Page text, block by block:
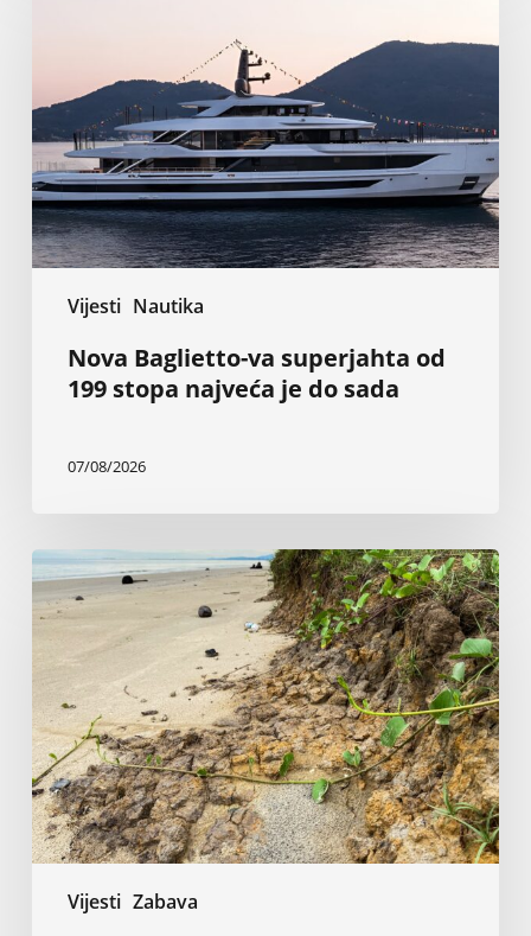
Vijesti Nautika
199
stopa
najveća
je
do
sada
Nova Baglietto-va superjahta od
199 stopa najveća je do sada
07/08/2026
Vijesti Zabava
Inženjer
tvrdi
da
i
sudovi
ignorišu
50
godina
istraživanja
o